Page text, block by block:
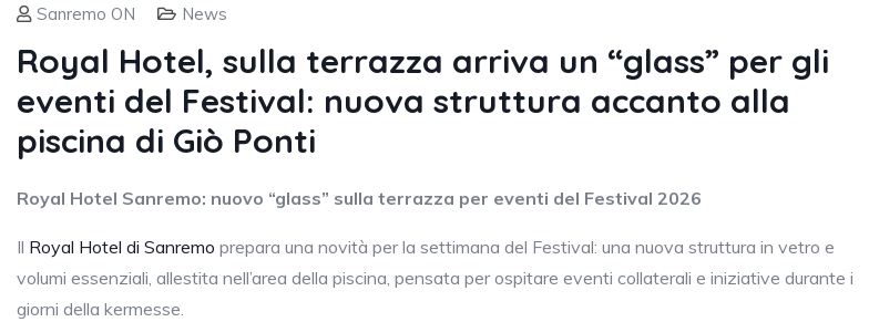
Sanremo ON News
Royal Hotel, sulla terrazza arriva un “glass” per gli
eventi del Festival: nuova struttura accanto alla
piscina di Giò Ponti
Royal Hotel Sanremo: nuovo “glass” sulla terrazza per eventi del Festival 2026
Il Royal Hotel di Sanremo prepara una novità per la settimana del Festival: una nuova struttura in vetro e
volumi essenziali, allestita nell’area della piscina, pensata per ospitare eventi collaterali e iniziative durante i
giorni della kermesse.